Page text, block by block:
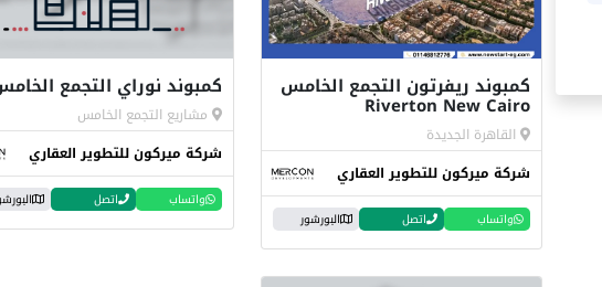
كمبوند ريفرتون التجمع الخامس
Riverton New Cairo
القاهرة الجديدة
شركة ميركون للتطوير العقاري
واتساب اتصل البورشور
كمبوند نوراي التجمع
مشاريع التجمع الخامس
شركة ميركون للتطوير العقاري
واتساب اتصل